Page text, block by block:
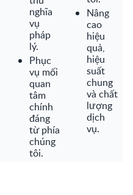
nghĩa
vụ
pháp
lý.
Phục
vụ mối
quan
tâm
chính
đáng
từ phía
chúng
tôi.
Nâng
cao
hiệu
quả,
hiệu
suất
chung
và chất
lượng
dịch
vụ.